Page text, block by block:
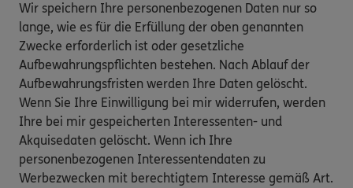
Wir speichern Ihre personenbezogenen Daten nur so
lange, wie es für die Erfüllung der oben genannten
Zwecke erforderlich ist oder gesetzliche
Aufbewahrungspflichten bestehen. Nach Ablauf der
Aufbewahrungsfristen werden Ihre Daten gelöscht.
Wenn Sie Ihre Einwilligung bei mir widerrufen, werden
Ihre bei mir gespeicherten Interessenten- und
Akquisedaten gelöscht. Wenn ich Ihre
personenbezogenen Interessentendaten zu
Werbezwecken mit berechtigtem Interesse gemäß Art.